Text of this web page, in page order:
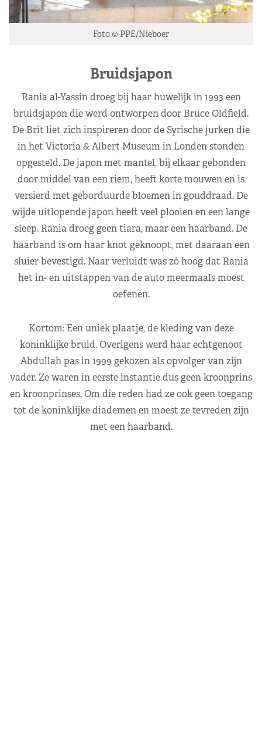
Foto © PPE/Nieboer
Bruidsjapon
Rania al-Yassin droeg bij haar huwelijk in 1993 een
bruidsjapon die werd ontworpen door Bruce Oldfield.
De Brit liet zich inspireren door de Syrische jurken die
in het Victoria & Albert Museum in Londen stonden
opgesteld. De japon met mantel, bij elkaar gebonden
door middel van een riem, heeft korte mouwen en is
versierd met geborduurde bloemen in gouddraad. De
wijde uitlopende japon heeft veel plooien en een lange
sleep. Rania droeg geen tiara, maar een haarband. De
haarband is om haar knot geknoopt, met daaraan een
sluier bevestigd. Naar verluidt was zó hoog dat Rania
het in- en uitstappen van de auto meermaals moest
oefenen.
Kortom: Een uniek plaatje, de kleding van deze
koninklijke bruid. Overigens werd haar echtgenoot
Abdullah pas in 1999 gekozen als opvolger van zijn
vader. Ze waren in eerste instantie dus geen kroonprins
en kroonprinses. Om die reden had ze ook geen toegang
tot de koninklijke diademen en moest ze tevreden zijn
met een haarband.